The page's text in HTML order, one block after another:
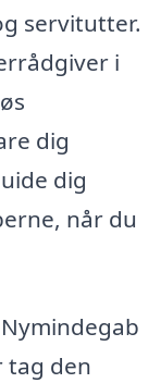
servitutter.
i
dig
dig
når du
tag den